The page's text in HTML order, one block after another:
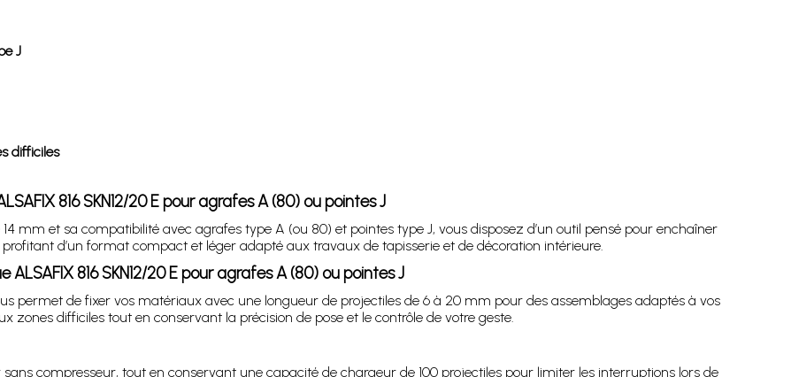
J
difficiles
816 SKN12/20 E pour agrafes A (80) ou pointes J
mm et sa compatibilité avec agrafes type A (ou 80) et pointes type J, vous disposez d’un outil pensé pour enchaîner
d’un format compact et léger adapté aux travaux de tapisserie et de décoration intérieure.
816 SKN12/20 E pour agrafes A (80) ou pointes J
permet de fixer vos matériaux avec une longueur de projectiles de 6 à 20 mm pour des assemblages adaptés à vos
zones difficiles tout en conservant la précision de pose et le contrôle de votre geste.
compresseur, tout en conservant une capacité de chargeur de 100 projectiles pour limiter les interruptions lors de